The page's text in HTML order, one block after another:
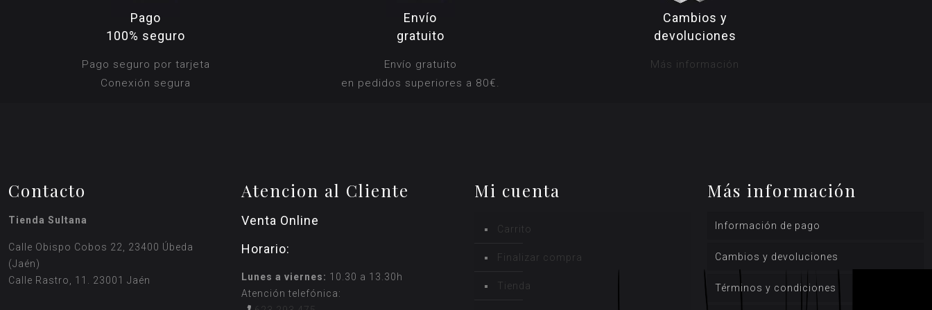
Pago
100% seguro
Pago seguro por tarjeta
Conexión segura
Envío
gratuito
Envío gratuito
en pedidos superiores a 80€.
Cambios y
devoluciones
Más información
Contacto
Tienda Sultana
Calle Obispo Cobos 22, 23400 Úbeda
(Jaén)
Calle Rastro, 11. 23001 Jaén
Atencion al Cliente
Venta Online
Horario:
Lunes a viernes: 10.30 a 13.30h
Atención telefónica:
Mi cuenta
Carrito
Finalizar compra
Tienda
Más información
Información de pago
Cambios y devoluciones
Términos y condiciones